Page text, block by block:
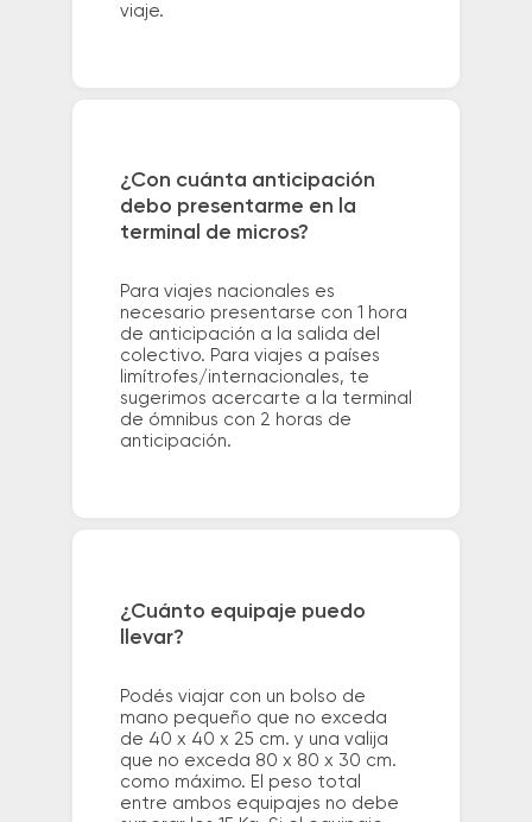
viaje.
¿Con cuánta anticipación
debo presentarme en la
terminal de micros?
Para viajes nacionales es
necesario presentarse con 1 hora
de anticipación a la salida del
colectivo. Para viajes a países
limítrofes/internacionales, te
sugerimos acercarte a la terminal
de ómnibus con 2 horas de
anticipación.
¿Cuánto equipaje puedo
llevar?
Podés viajar con un bolso de
mano pequeño que no exceda
de 40 x 40 x 25 cm. y una valija
que no exceda 80 x 80 x 30 cm.
como máximo. El peso total
entre ambos equipajes no debe